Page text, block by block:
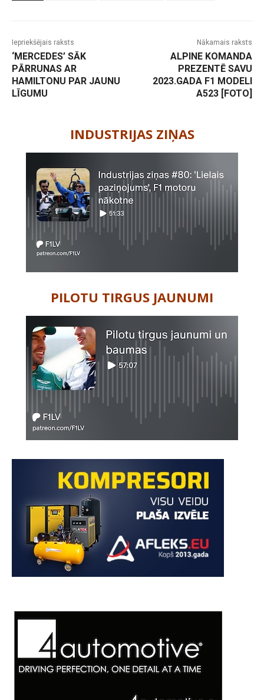
Iepriekšējais raksts
‘MERCEDES’ SĀK
PĀRRUNAS AR
HAMILTONU PAR JAUNU
LĪGUMU
Nākamais raksts
ALPINE KOMANDA
PREZENTĒ SAVU
2023.GADA F1 MODELI
A523 [FOTO]
INDUSTRIJAS ZIŅAS
PILOTU TIRGUS JAUNUMI